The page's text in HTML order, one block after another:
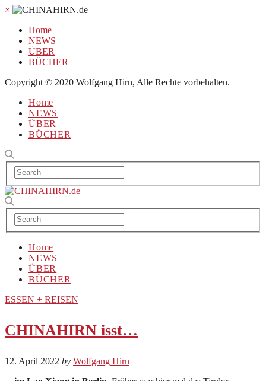
×
Home
NEWS
ÜBER
BÜCHER
Copyright © 2020 Wolfgang Hirn, Alle Rechte vorbehalten.
Home
NEWS
ÜBER
BÜCHER
Home
NEWS
ÜBER
BÜCHER
ESSEN + REISEN
CHINAHIRN isst…
12. April 2022 by Wolfgang Hirn